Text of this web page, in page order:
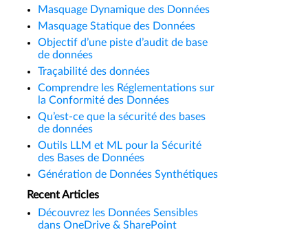
Masquage Dynamique des Données
Masquage Statique des Données
Objectif d’une piste d’audit de base
de données
Traçabilité des données
Comprendre les Réglementations sur
la Conformité des Données
Qu’est-ce que la sécurité des bases
de données
Outils LLM et ML pour la Sécurité
des Bases de Données
Génération de Données Synthétiques
Recent Articles
Découvrez les Données Sensibles
dans OneDrive & SharePoint